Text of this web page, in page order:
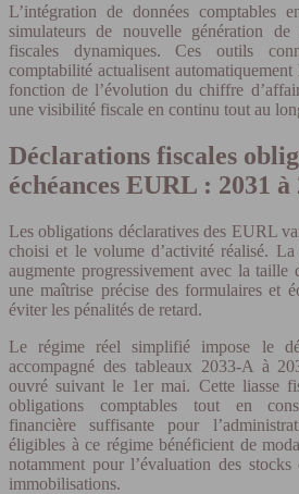
L’intégration de données comptables
simulateurs de nouvelle génération de
fiscales dynamiques. Ces outils
comptabilité actualisent automatiquement
fonction de l’évolution du chiffre
une visibilité fiscale en continu tout au
Déclarations fiscales
échéances EURL : 2031 à
Les obligations déclaratives des EURL
choisi et le volume d’activité réalisé.
augmente progressivement avec la taille
une maîtrise précise des formulaires et
éviter les pénalités de retard.
Le régime réel simplifié impose le
accompagné des tableaux 2033-A à
ouvré suivant le 1er mai. Cette liasse
obligations comptables tout en
financière suffisante pour
éligibles à ce régime bénéficient de
notamment pour l’évaluation des
immobilisations.